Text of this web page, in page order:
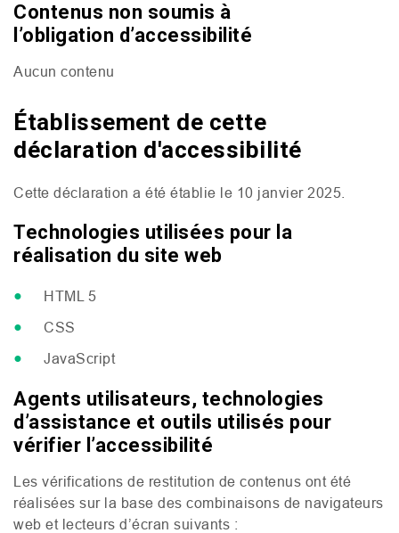
Contenus non soumis à
l’obligation d’accessibilité
Aucun contenu
Établissement de cette
déclaration d'accessibilité
Cette déclaration a été établie le 10 janvier 2025.
Technologies utilisées pour la
réalisation du site web
HTML 5
CSS
JavaScript
Agents utilisateurs, technologies
d’assistance et outils utilisés pour
vérifier l’accessibilité
Les vérifications de restitution de contenus ont été
réalisées sur la base des combinaisons de navigateurs
web et lecteurs d’écran suivants :